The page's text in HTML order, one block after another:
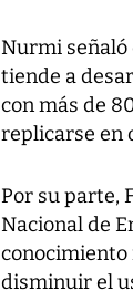
Nurmi señaló
tiende a
con más de
replicarse en
Por su parte,
Nacional de
conocimiento
disminuir el